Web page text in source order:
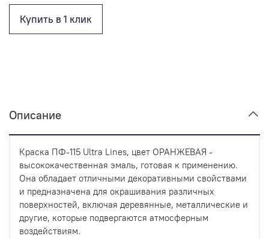
Купить в 1 клик
Описание
Краска ПФ-115 Ultra Lines, цвет ОРАНЖЕВАЯ -
высококачественная эмаль, готовая к применению.
Она обладает отличными декоративными свойствами
и предназначена для окрашивания различных
поверхностей, включая деревянные, металлические и
другие, которые подвергаются атмосферным
воздействиям.